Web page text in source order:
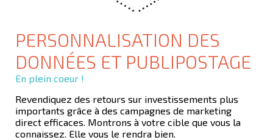
PERSONNALISATION DES
DONNÉES ET PUBLIPOSTAGE
En plein coeur !
Revendiquez des retours sur investissements plus
importants grâce à des campagnes de marketing
direct efficaces. Montrons à votre cible que vous la
connaissez. Elle vous le rendra bien.